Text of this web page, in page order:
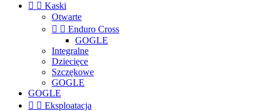
  Kaski
Otwarte
  Enduro Cross
GOGLE
Integralne
Dziecięce
Szczękowe
GOGLE
GOGLE
  Eksploatacja